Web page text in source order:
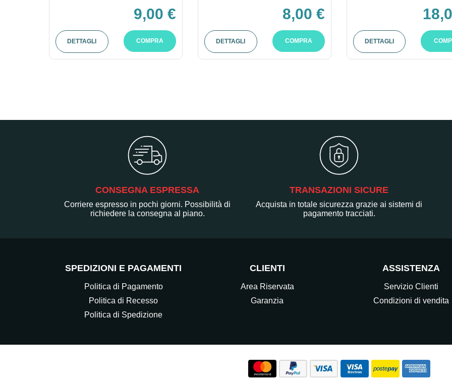
9,00 €
DETTAGLI COMPRA
8,00 €
DETTAGLI COMPRA DETTAGLI
CONSEGNA ESPRESSA
Corriere espresso in pochi giorni. Possibilità di
richiedere la consegna al piano.
TRANSAZIONI SICURE
Acquista in totale sicurezza grazie ai sistemi di
pagamento tracciati.
SPEDIZIONI E PAGAMENTI
Politica di Pagamento
Politica di Recesso
Politica di Spedizione
CLIENTI
Area Riservata
Garanzia
ASSISTENZA
Servizio Clienti
Condizioni di vendita